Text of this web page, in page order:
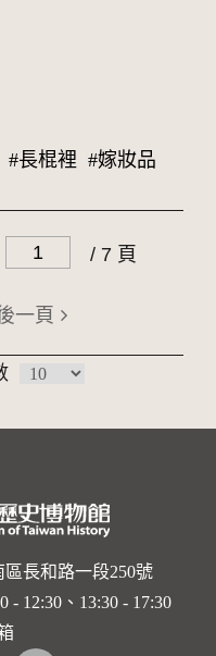
#長棍裡 #嫁妝品
/ 7 頁
一頁
長和路一段250號
- 12:30、13:30 - 17:30